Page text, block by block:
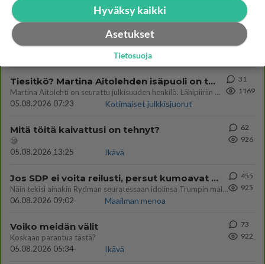
PÄIVÄ KUUKAUSI
Martinan bisneksillä ei mene hyvin
https://www.iltalehti.fi/viihdeuutiset/a/c46da6ab-340f-4790-aaa7-0865eed2336 Yrityksen konkurssihakemus on tullut kärä
Kotimaiset julkkisjuorut
314
1440
Tiesitkö? Martina Aitolehden isäpuoli on tämä suosittu laulaja
Martina Aitolehti on seurattu julkisuuden henkilö. Lähipiiriin mahtuu muitakin tunnettuja henkilöitä. Tiesitkö, että Ma
05.08.2026 07:23
Kotimaiset julkkisjuorut
31
1169
Mitä töitä kaivattusi on tehnyt?
😅
05.08.2026 13:25
Ikävä
62
926
Jos SDP ei voita reilusti, persut kumoavat demokratian Suomesta
Näin tekisi ainakin Rydman seuratessaan idolinsa Trumpin mallia https://www.is.fi/politiikka/art-2000012187244.html
06.08.2026 09:02
Maailman menoa
455
925
Voiko meidän välit
Koskaan parantua tästä?
05.08.2026 05:34
Ikävä
73
922
Hyväksy kaikki
Asetukset
Tietosuoja